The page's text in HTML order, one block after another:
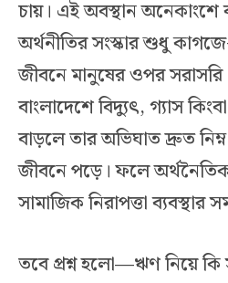
চায়। এই অবস্থান অনেকাংশে
অর্থনীতির সংস্কার শুধু
জীবনে মানুষের ওপর সরাসরি
বাংলাদেশে বিদ্যুৎ, গ্যাস
বাড়লে তার অভিঘাত দ্রুত
জীবনে পড়ে। ফলে অর্থনৈতিক
সামাজিক নিরাপত্তা ব্যবস্থার
তবে প্রশ্ন হলো—ঋণ নিয়ে কি